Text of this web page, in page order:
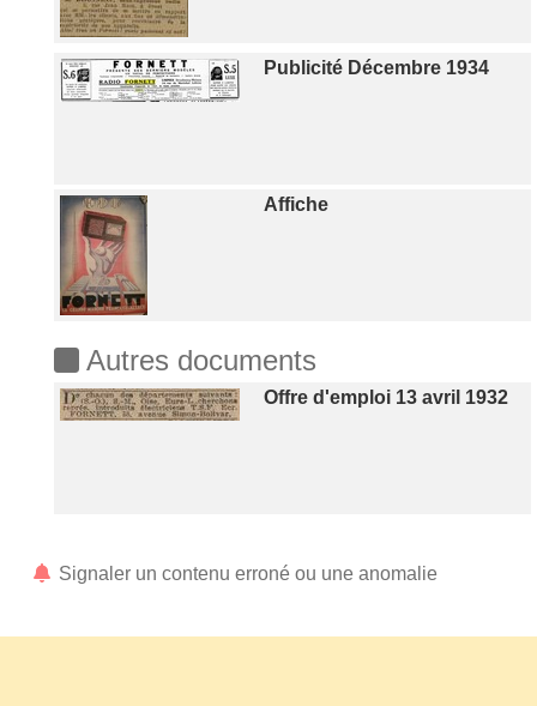
Publicité Décembre 1934
Affiche
Autres documents
Offre d'emploi 13 avril 1932
Signaler un contenu erroné ou une anomalie